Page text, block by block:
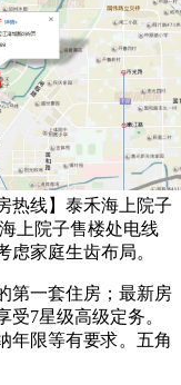
热线】泰禾海上院子
上院子售楼处电线
虑家庭生齿布局。
一套住房；最新房
7星级高级定务。
年限等有要求。五角